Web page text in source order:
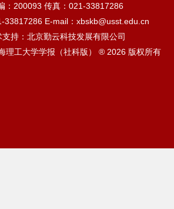
：200093 传真：021-33817286
33817286 E-mail：xbskb@usst.edu.cn
支持：北京勤云科技发展有限公司
理工大学学报（社科版） ® 2026 版权所有